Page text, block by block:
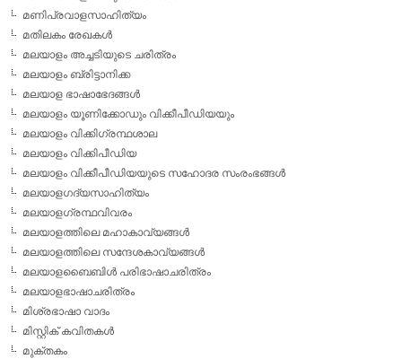
മണിപ്രവാളസാഹിത്യം
മതിലകം രേഖകള്‍
മലയാളം അച്ചടിയുടെ ചരിത്രം
മലയാളം ബ്രിട്ടാനിക്ക
മലയാള ഭാഷാഭേദങ്ങള്‍
മലയാളം യൂണിക്കോഡും വിക്കീപീഡിയയും
മലയാളം വിക്കിഗ്രന്ഥശാല
മലയാളം വിക്കിപീഡിയ
മലയാളം വിക്കീപീഡിയയുടെ സഹോദര സംരംഭങ്ങള്‍
മലയാളഗദ്യസാഹിത്യം
മലയാളഗ്രന്ഥവിവരം
മലയാളത്തിലെ മഹാകാവ്യങ്ങള്‍
മലയാളത്തിലെ സന്ദേശകാവ്യങ്ങള്‍
മലയാളബൈബിള്‍ പരിഭാഷാചരിത്രം
മലയാളഭാഷാചരിത്രം
മിശ്രഭാഷാ വാദം
മിസ്റ്റിക് കവിതകള്‍
മുക്തകം